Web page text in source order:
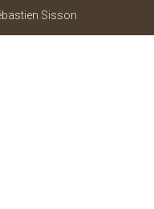
Sisson